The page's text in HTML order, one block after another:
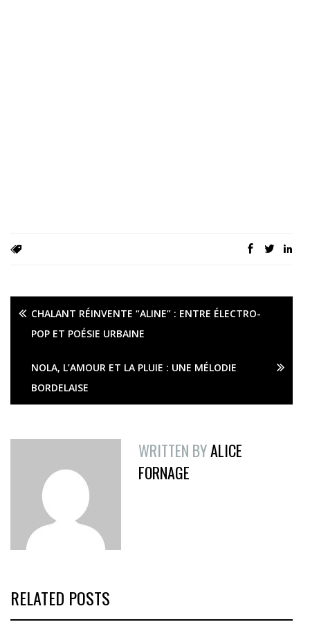
CHALANT RÉINVENTE “ALINE” : ENTRE ÉLECTRO-
POP ET POÉSIE URBAINE
NOLA, L’AMOUR ET LA PLUIE : UNE MÉLODIE
BORDELAISE
WRITTEN BYALICE
FORNAGE
RELATED POSTS